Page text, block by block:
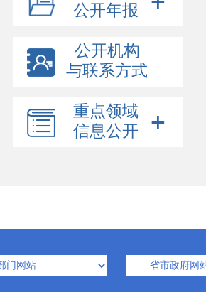
公开年报
公开机构
与联系方式
重点领域
信息公开